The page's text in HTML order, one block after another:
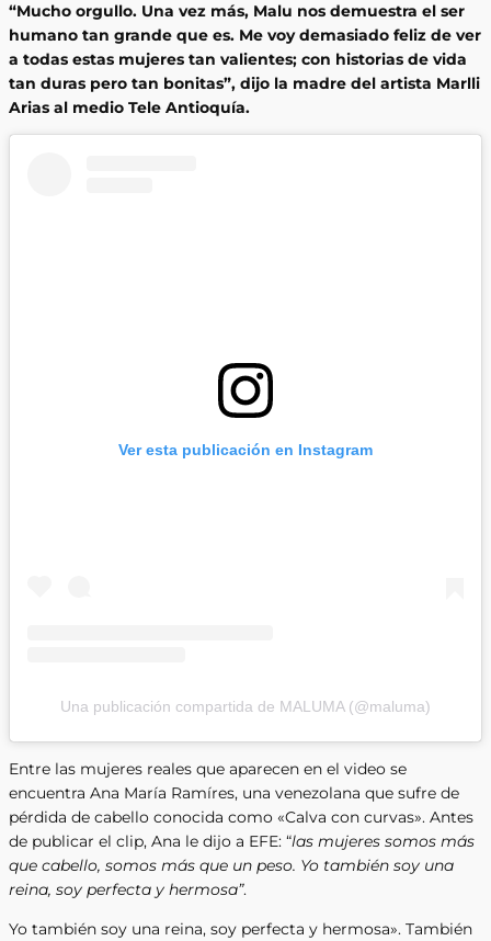
“Mucho orgullo. Una vez más, Malu nos demuestra el ser
humano tan grande que es. Me voy demasiado feliz de ver
a todas estas mujeres tan valientes; con historias de vida
tan duras pero tan bonitas”, dijo la madre del artista Marlli
Arias al medio Tele Antioquía.
Ver esta publicación en Instagram
Una publicación compartida de MALUMA (@maluma)
Entre las mujeres reales que aparecen en el video se
encuentra Ana María Ramíres, una venezolana que sufre de
pérdida de cabello conocida como «Calva con curvas». Antes
de publicar el clip, Ana le dijo a EFE: “las mujeres somos más
que cabello, somos más que un peso. Yo también soy una
reina, soy perfecta y hermosa”.
Yo también soy una reina, soy perfecta y hermosa». También